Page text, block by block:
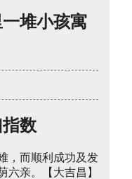
堆小孩寓
数
，而顺利成功及发
六亲。【大吉昌】